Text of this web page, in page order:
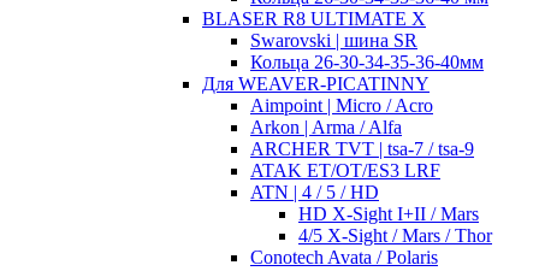
BLASER R8 ULTIMATE X
Swarovski | шина SR
Кольца 26-30-34-35-36-40мм
Для WEAVER-PICATINNY
Aimpoint | Micro / Acro
Arkon | Arma / Alfa
ARCHER TVT | tsa-7 / tsa-9
ATAK ET/OT/ES3 LRF
ATN | 4 / 5 / HD
HD X-Sight I+II / Mars
4/5 X-Sight / Mars / Thor
Conotech Avata / Polaris